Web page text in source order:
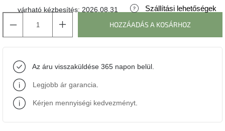
gyűjtemény
Ame
Yens
gyűjtemény
Szezonális
várható kézbesítés: 2026.08.31
Szállítási lehetőségek
HOZZÁADÁS A KOSÁRHOZ
Az áru visszaküldése 365 napon belül.
Legjobb ár garancia
Kérjen mennyiségi kedvezményt